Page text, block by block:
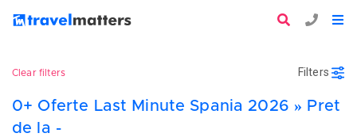
Clear filters Filters
0+ Oferte Last Minute Spania 2026 » Pret
de la -